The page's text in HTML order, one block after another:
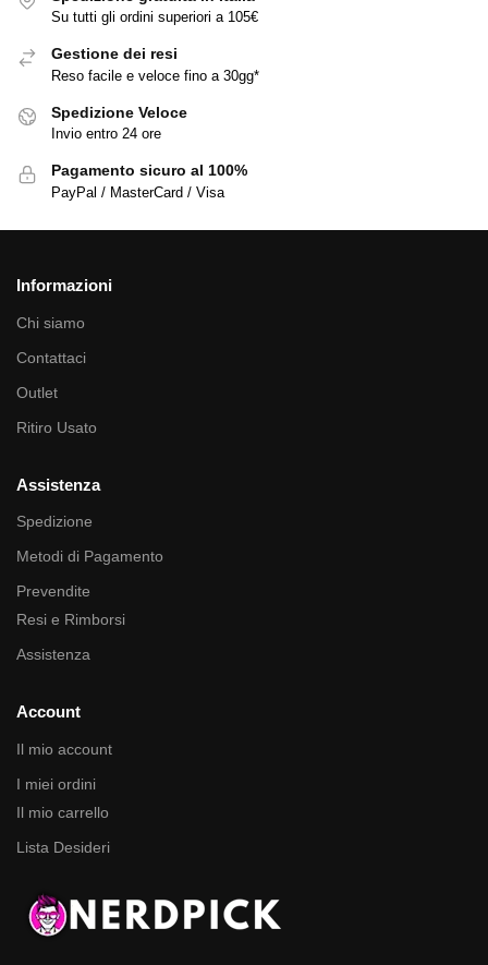
Su tutti gli ordini superiori a 105€
Gestione dei resi
Reso facile e veloce fino a 30gg*
Spedizione Veloce
Invio entro 24 ore
Pagamento sicuro al 100%
PayPal / MasterCard / Visa
Informazioni
Chi siamo
Contattaci
Outlet
Ritiro Usato
Assistenza
Spedizione
Metodi di Pagamento
Prevendite
Resi e Rimborsi
Assistenza
Account
Il mio account
I miei ordini
Il mio carrello
Lista Desideri